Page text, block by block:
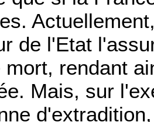
de l'Etat
mort, rendant
Mais, sur